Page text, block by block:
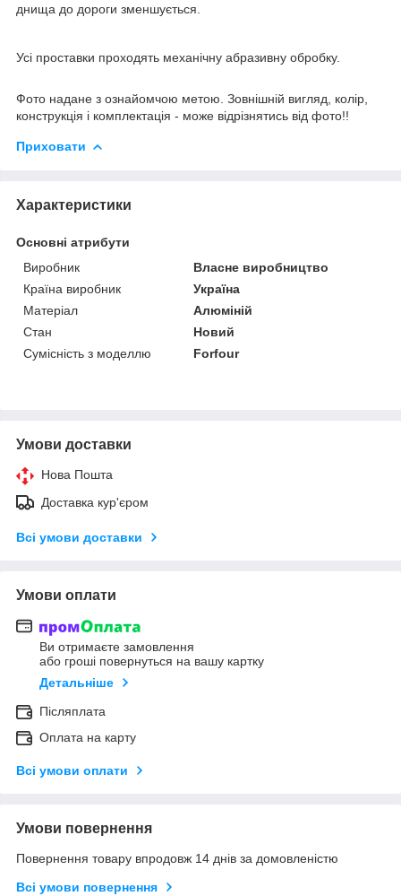
днища до дороги зменшується.
Усі проставки проходять механічну абразивну обробку.
Фото надане з ознайомчою метою. Зовнішній вигляд, колір,
конструкція і комплектація - може відрізнятись від фото!!
Приховати
Характеристики
Основні атрибути
Виробник
Власне виробництво
Країна виробник
Україна
Матеріал
Алюміній
Стан
Новий
Сумісність з моделлю
Forfour
Умови доставки
Нова Пошта
Доставка кур'єром
Всі умови доставки
Умови оплати
Ви отримаєте замовлення
або гроші повернуться на вашу картку
Детальніше
Післяплата
Оплата на карту
Всі умови оплати
Умови повернення
Повернення товару впродовж 14 днів за домовленістю
Всі умови повернення